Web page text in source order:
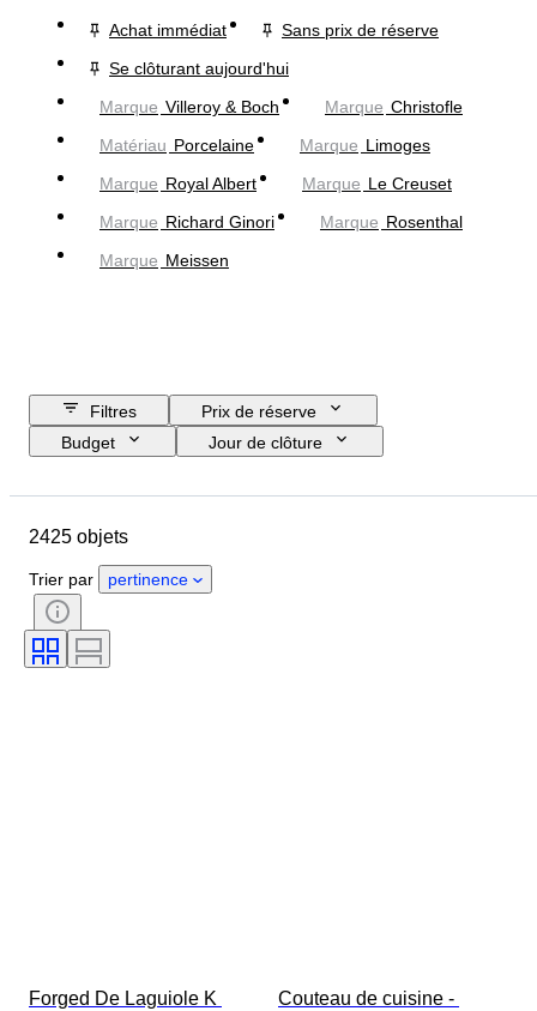
Achat immédiat
Sans prix de réserve
Se clôturant aujourd'hui
Marque Villeroy & Boch Marque Christofle
Matériau Porcelaine Marque Limoges
Marque Royal Albert Marque Le Creuset
Marque Richard Ginori Marque Rosenthal
Marque Meissen
Filtres
Prix de réserve
Budget
Jour de clôture
État
Signature
Taille du vêtement
Type de couteau de cuisine
Artiste
2425 objets
Trier par pertinence
Forged De Laguiole K
Couteau de cuisine -